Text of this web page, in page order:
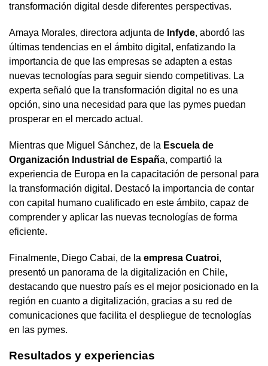
transformación digital desde diferentes perspectivas.
Amaya Morales, directora adjunta de Infyde, abordó las
últimas tendencias en el ámbito digital, enfatizando la
importancia de que las empresas se adapten a estas
nuevas tecnologías para seguir siendo competitivas. La
experta señaló que la transformación digital no es una
opción, sino una necesidad para que las pymes puedan
prosperar en el mercado actual.
Mientras que Miguel Sánchez, de la Escuela de
Organización Industrial de España, compartió la
experiencia de Europa en la capacitación de personal para
la transformación digital. Destacó la importancia de contar
con capital humano cualificado en este ámbito, capaz de
comprender y aplicar las nuevas tecnologías de forma
eficiente.
Finalmente, Diego Cabai, de la empresa Cuatroi,
presentó un panorama de la digitalización en Chile,
destacando que nuestro país es el mejor posicionado en la
región en cuanto a digitalización, gracias a su red de
comunicaciones que facilita el despliegue de tecnologías
en las pymes.
Resultados y experiencias